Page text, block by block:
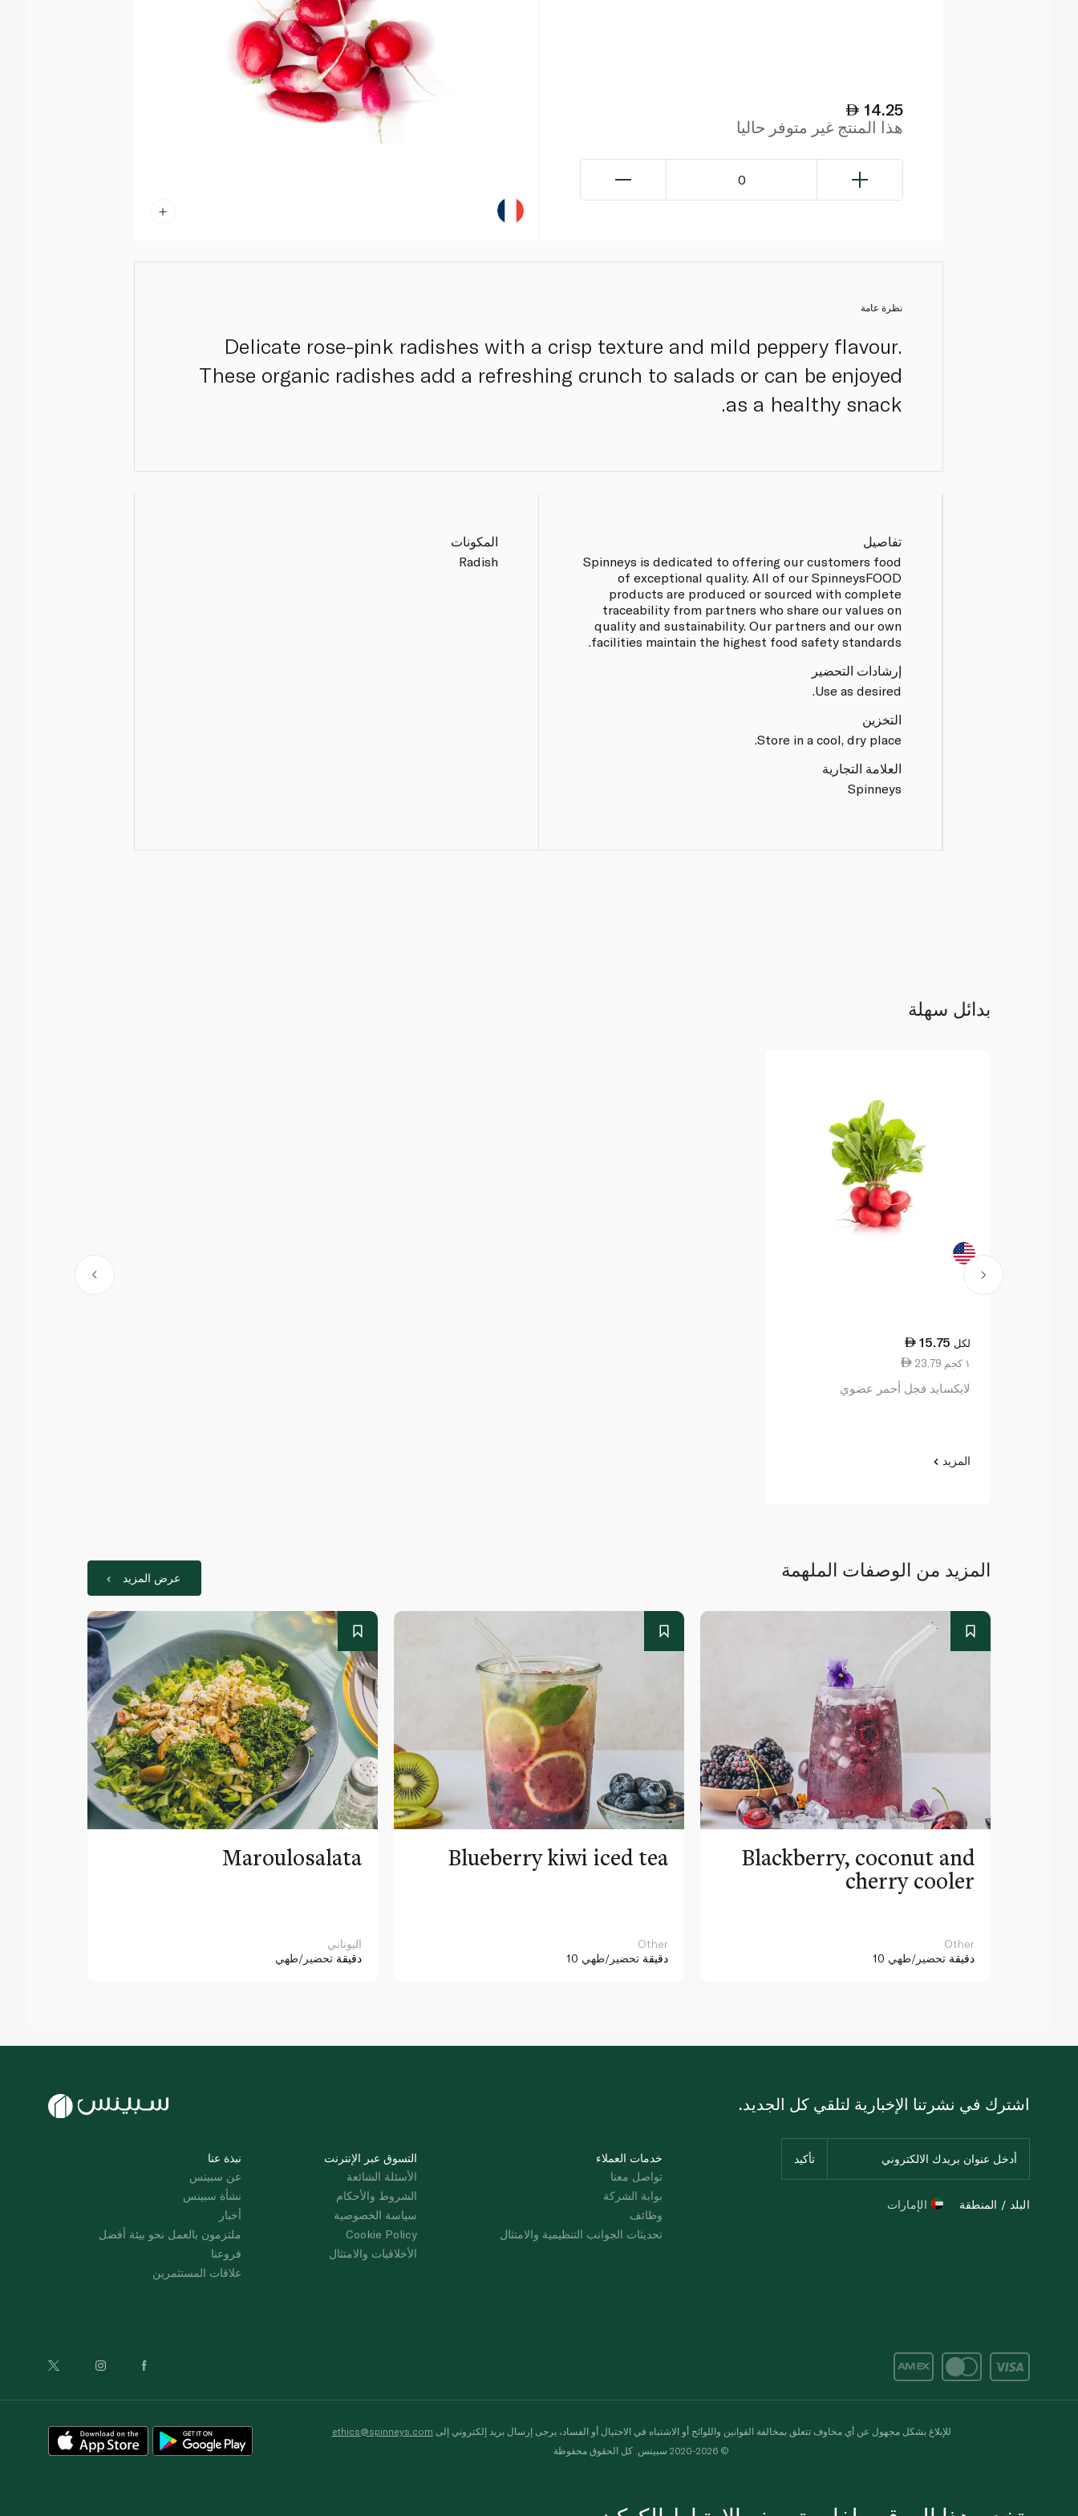
14.25
هذا المنتج غير متوفر حاليا
0
نظرة عامة
Delicate rose-pink radishes with a crisp texture and mild peppery flavour.
These organic radishes add a refreshing crunch to salads or can be enjoyed
as a healthy snack.
تفاصيل
Spinneys is dedicated to offering our customers food
of exceptional quality. All of our SpinneysFOOD
products are produced or sourced with complete
traceability from partners who share our values on
quality and sustainability. Our partners and our own
facilities maintain the highest food safety standards.
إرشادات التحضير
Use as desired.
التخزين
Store in a cool, dry place.
العلامة التجارية
Spinneys
المكونات
Radish
بدائل سهلة
15.75 لكل
23.79 ١ كجم
لايكسايد فجل أحمر عضوي
المزيد
المزيد من الوصفات الملهمة عرض المزيد
Maroulosalata
اليوناني
دقيقة تحضير/طهي
Blueberry kiwi iced tea
Other
10 دقيقة تحضير/طهي
Blackberry, coconut and
cherry cooler
Other
10 دقيقة تحضير/طهي
نبذة عنا
عن سبينس
نشأة سبينس
أخبار
ملتزمون بالعمل نحو بيئة أفضل
فروعنا
علاقات المستثمرين
التسوق عبر الإنترنت
الأسئلة الشائعة
الشروط والأحكام
سياسة الخصوصية
Cookie Policy
الأخلاقيات والامتثال
خدمات العملاء
تواصل معنا
بوابة الشركة
وظائف
تحديثات الجوانب التنظيمية والامتثال
اشترك في نشرتنا الإخبارية لتلقي كل الجديد.
البلد / المنطقة الإمارات
للإبلاغ بشكل مجهول عن أي مخاوف تتعلق بمخالفة القوانين واللوائح أو الاشتباه في الاحتيال أو الفساد، يرجى إرسال بريد إلكتروني إلى ethics@spinneys.com
© 2020-2026 سبينس. كل الحقوق محفوظة